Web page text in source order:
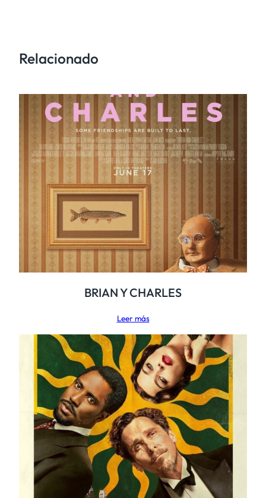
Relacionado
BRIAN Y CHARLES
Leer más